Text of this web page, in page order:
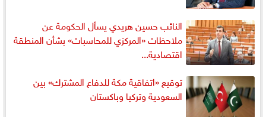
النائب حسين هريدي يسأل الحكومة عن
ملاحظات «المركزي للمحاسبات» بشأن المنطقة
اقتصادية...
توقيع «اتفاقية مكة للدفاع المشترك» بين
السعودية وتركيا وباكستان